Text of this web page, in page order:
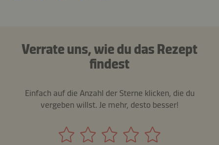
Verrate uns, wie du das Rezept
findest
Einfach auf die Anzahl der Sterne klicken, die du
vergeben willst. Je mehr, desto besser!